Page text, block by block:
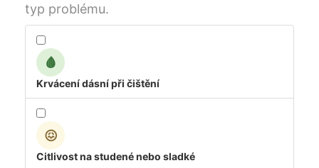
typ problému.
🩸
Krvácení dásní při čištění
😖
Citlivost na studené nebo sladké